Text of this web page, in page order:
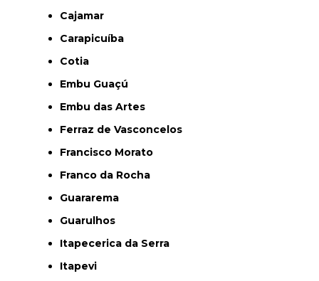
Cajamar
Carapicuíba
Cotia
Embu Guaçú
Embu das Artes
Ferraz de Vasconcelos
Francisco Morato
Franco da Rocha
Guararema
Guarulhos
Itapecerica da Serra
Itapevi